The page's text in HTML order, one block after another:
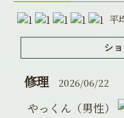
平
修理 2026/06/22
やっくん（男性）